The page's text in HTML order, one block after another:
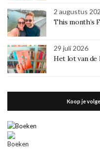
2 augustus
This month’s
29 juli 2026
Het lot van de
Koop je